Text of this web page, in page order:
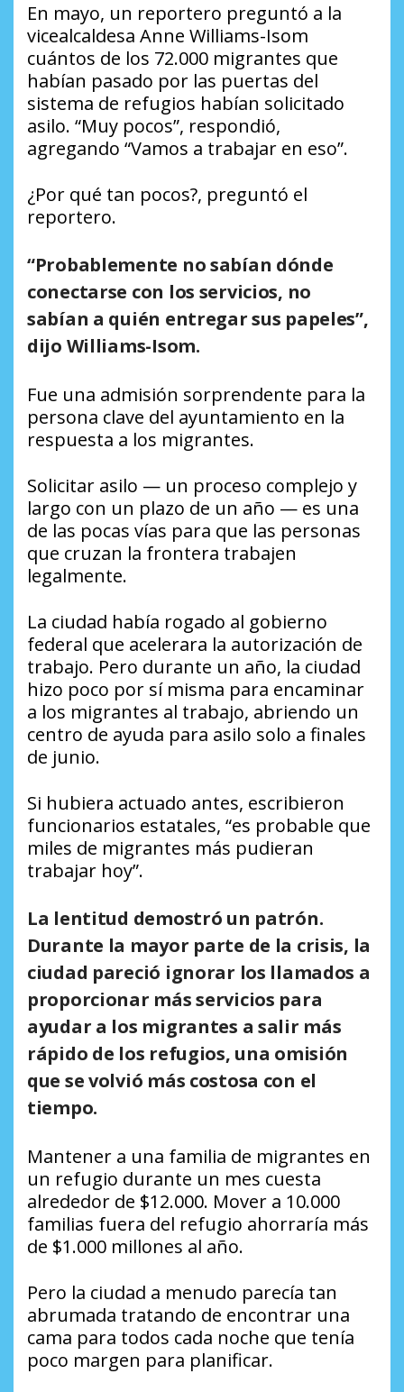
En mayo, un reportero preguntó a la
vicealcaldesa Anne Williams-Isom
cuántos de los 72.000 migrantes que
habían pasado por las puertas del
sistema de refugios habían solicitado
asilo. “Muy pocos”, respondió,
agregando “Vamos a trabajar en eso”.
¿Por qué tan pocos?, preguntó el
reportero.
“Probablemente no sabían dónde
conectarse con los servicios, no
sabían a quién entregar sus papeles”,
dijo Williams-Isom.
Fue una admisión sorprendente para la
persona clave del ayuntamiento en la
respuesta a los migrantes.
Solicitar asilo — un proceso complejo y
largo con un plazo de un año — es una
de las pocas vías para que las personas
que cruzan la frontera trabajen
legalmente.
La ciudad había rogado al gobierno
federal que acelerara la autorización de
trabajo. Pero durante un año, la ciudad
hizo poco por sí misma para encaminar
a los migrantes al trabajo, abriendo un
centro de ayuda para asilo solo a finales
de junio.
Si hubiera actuado antes, escribieron
funcionarios estatales, “es probable que
miles de migrantes más pudieran
trabajar hoy”.
La lentitud demostró un patrón.
Durante la mayor parte de la crisis, la
ciudad pareció ignorar los llamados a
proporcionar más servicios para
ayudar a los migrantes a salir más
rápido de los refugios, una omisión
que se volvió más costosa con el
tiempo.
Mantener a una familia de migrantes en
un refugio durante un mes cuesta
alrededor de $12.000. Mover a 10.000
familias fuera del refugio ahorraría más
de $1.000 millones al año.
Pero la ciudad a menudo parecía tan
abrumada tratando de encontrar una
cama para todos cada noche que tenía
poco margen para planificar.